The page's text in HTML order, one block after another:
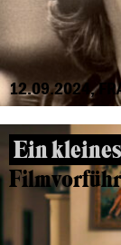
12.09.2024,
Ein